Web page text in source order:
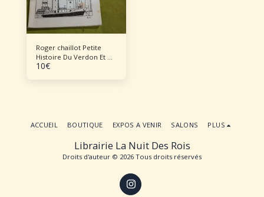
Roger chaillot Petite
Histoire Du Verdon Et De
La Pointe De Grave
10€
Librairie La Nuit Des Rois
Droits d'auteur © 2026 Tous droits réservés
ACCUEIL BOUTIQUE EXPOS A VENIR SALONS PLUS